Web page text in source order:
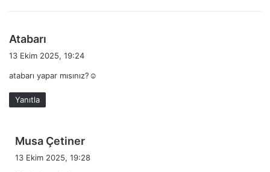
Atabarı
i
13 Ekim 2025, 19:24
atabarı yapar mısınız?☺️
Yanıtla
Musa Çetiner
13 Ekim 2025, 19:28